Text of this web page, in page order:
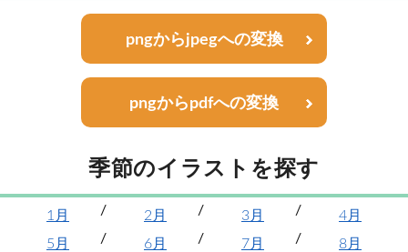
pngからjpegへの変換
pngからpdfへの変換
季節のイラストを探す
1月 2月 3月
4月
5月
6月 7月
8月